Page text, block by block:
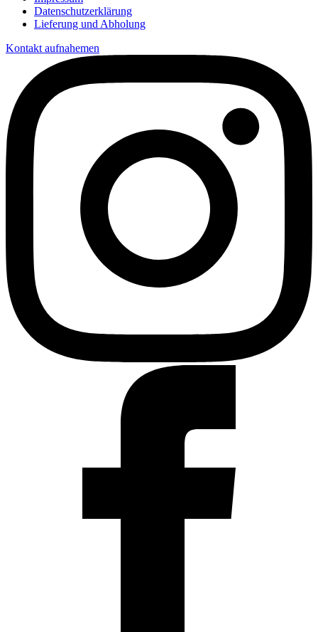
Datenschutzerklärung
Lieferung und Abholung
Kontakt aufnahemen